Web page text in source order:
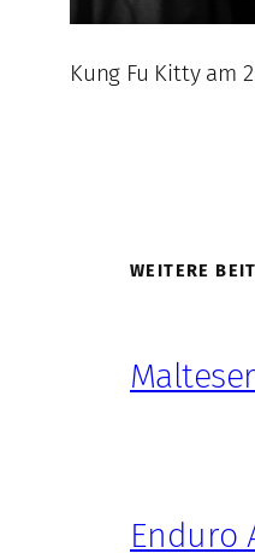
Kung Fu Kitty am
WEITERE
Enduro